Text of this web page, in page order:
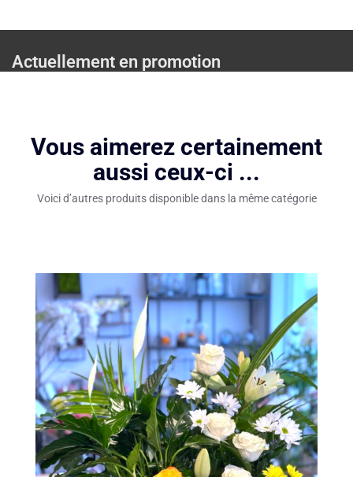
Actuellement en promotion
Vous aimerez certainement
aussi ceux-ci ...
Voici d’autres produits disponible dans la même catégorie